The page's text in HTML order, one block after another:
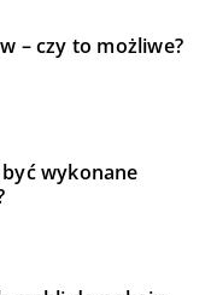
– czy to możliwe?
wykonane